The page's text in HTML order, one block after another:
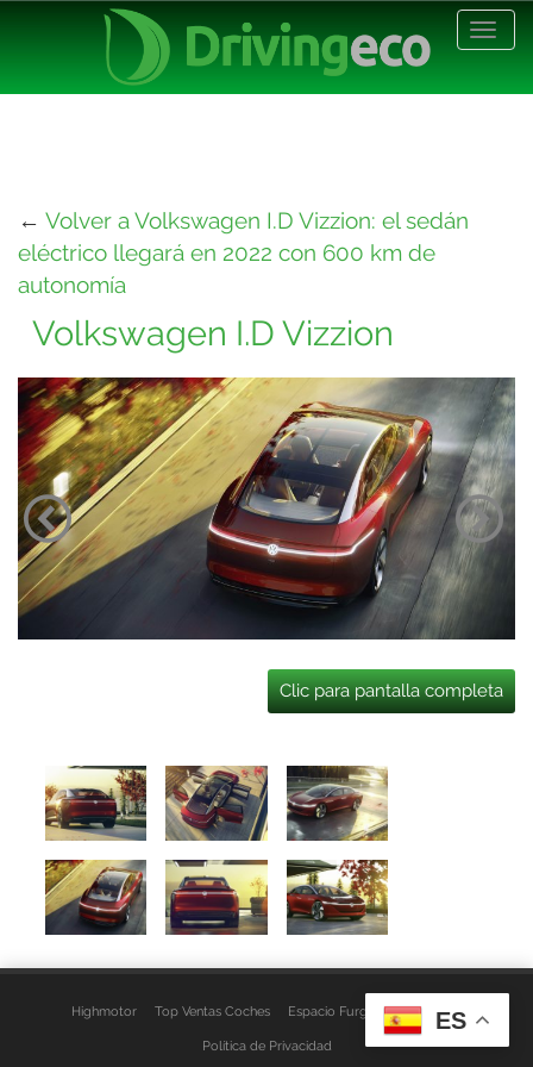
← Volver a Volkswagen I.D Vizzion: el sedán
eléctrico llegará en 2022 con 600 km de
autonomía
Volkswagen I.D Vizzion
Clic para pantalla completa
Highmotor Top Ventas Coches Espacio Furgo Aviso Legal
Política de Privacidad
ES